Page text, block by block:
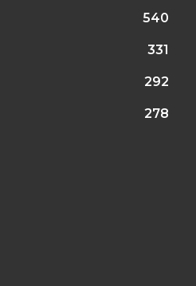
540
331
292
278